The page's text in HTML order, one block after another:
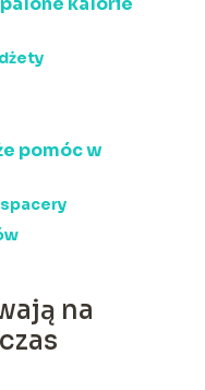
pomóc w
na